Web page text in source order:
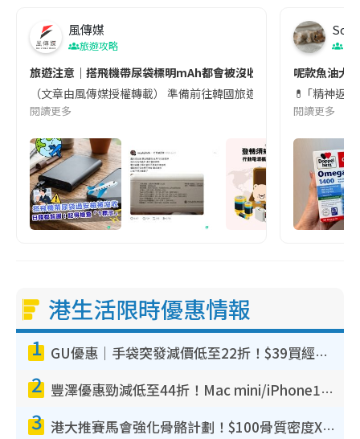
風傳媒
旅遊攻略
旅遊注意｜搭飛機帶尿袋標明mAh都會被沒收😱出發前切記檢查
（文章由風傳媒授權轉載） 準備前往韓國旅遊的民眾，近期要
閱讀更多
Soul
呢款魚油大
💊 ｢精神返
閱讀更多
港生活限時優惠情報
1 GU優惠｜手袋突發減價低至22折！$39買經典波士頓包/餃子袋！飾物同步減價$29起！
2 豐澤優惠勁減低至44折！Mac mini/iPhone17Pro大減價！廚房家電$220起
3 港大推賽馬會強化骨骼計劃！$100骨質密度X光檢查 完成免費運動訓練送超市禮券！附參加資格